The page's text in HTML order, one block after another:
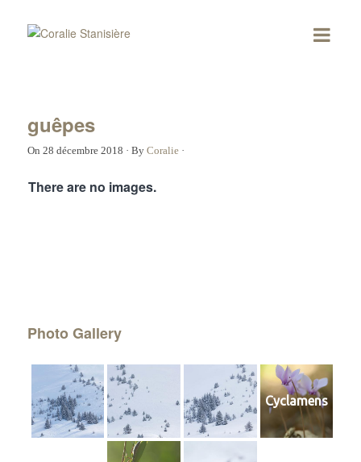
guêpes
On 28 décembre 2018 · By Coralie·
There are no images.
Photo Gallery
Cyclamens